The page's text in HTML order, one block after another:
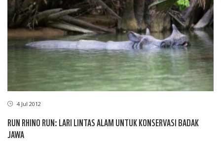
4 Jul 2012
RUN RHINO RUN: LARI LINTAS ALAM UNTUK KONSERVASI BADAK
JAWA